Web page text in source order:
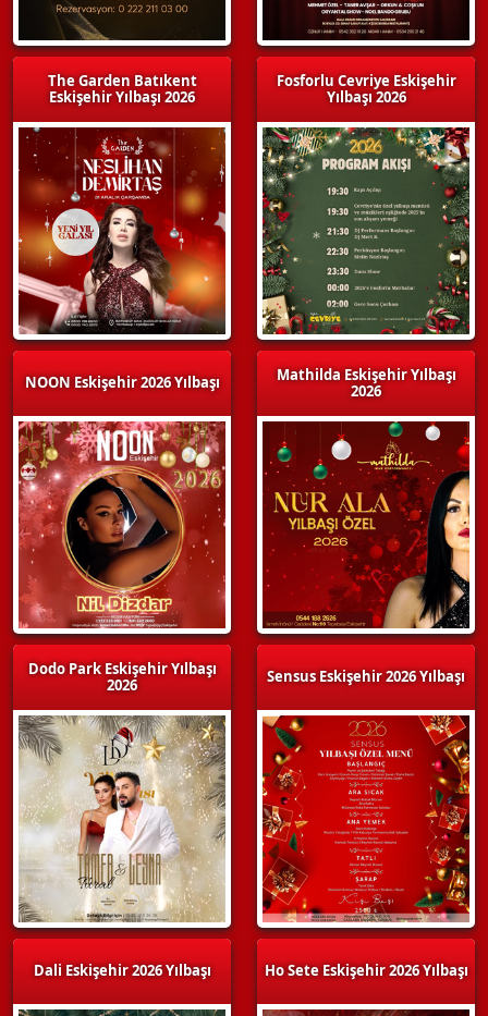
The Garden Batıkent
Eskişehir Yılbaşı 2026
NOON Eskişehir 2026 Yılbaşı
Dodo Park Eskişehir Yılbaşı
2026
Dali Eskişehir 2026 Yılbaşı
Fosforlu Cevriye Eskişehir
Yılbaşı 2026
Mathilda Eskişehir Yılbaşı
2026
Sensus Eskişehir 2026 Yılbaşı
Ho Sete Eskişehir 2026 Yılbaşı